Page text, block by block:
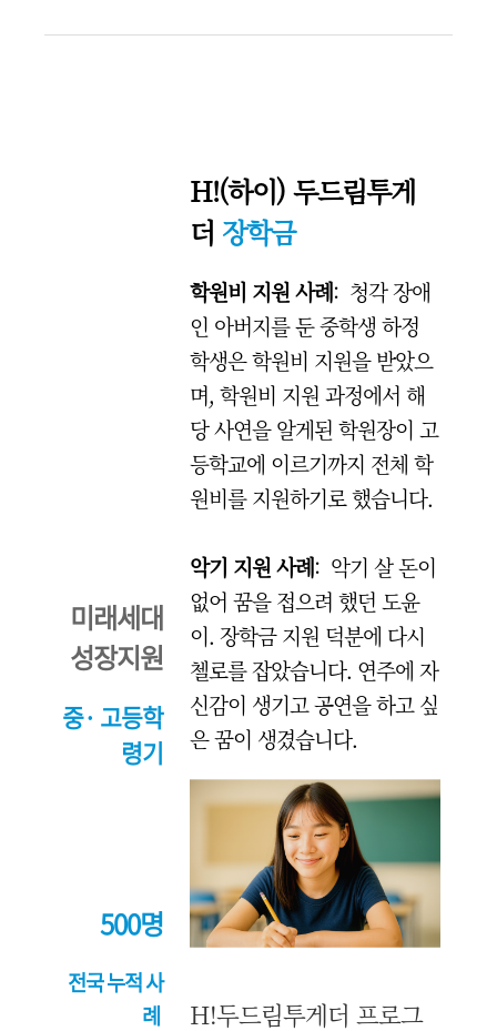
미래세대
성장지원
중· 고등학
령기
500명
전국 누적 사
례
H!(하이) 두드림투게
더 장학금
학원비 지원 사례: 청각 장애
인 아버지를 둔 중학생 하정
학생은 학원비 지원을 받았으
며, 학원비 지원 과정에서 해
당 사연을 알게된 학원장이 고
등학교에 이르기까지 전체 학
원비를 지원하기로 했습니다.
악기 지원 사례: 악기 살 돈이
없어 꿈을 접으려 했던 도윤
이. 장학금 지원 덕분에 다시
첼로를 잡았습니다. 연주에 자
신감이 생기고 공연을 하고 싶
은 꿈이 생겼습니다.
H!두드림투게더 프로그